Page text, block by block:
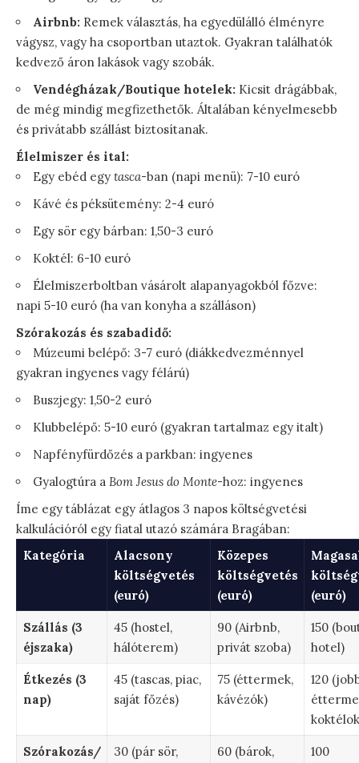
Airbnb: Remek választás, ha egyedülálló élményre
vágysz, vagy ha csoportban utaztok. Gyakran találhatók
kedvező áron lakások vagy szobák.
Vendégházak/Boutique hotelek: Kicsit drágábbak,
de még mindig megfizethetők. Általában kényelmesebb
és privátabb szállást biztosítanak.
Élelmiszer és ital:
Egy ebéd egy tasca-ban (napi menü): 7-10 euró
Kávé és péksütemény: 2-4 euró
Egy sör egy bárban: 1,50-3 euró
Koktél: 6-10 euró
Élelmiszerboltban vásárolt alapanyagokból főzve:
napi 5-10 euró (ha van konyha a szálláson)
Szórakozás és szabadidő:
Múzeumi belépő: 3-7 euró (diákkedvezménnyel
gyakran ingyenes vagy félárú)
Buszjegy: 1,50-2 euró
Klubbelépő: 5-10 euró (gyakran tartalmaz egy italt)
Napfényfürdőzés a parkban: ingyenes
Gyalogtúra a Bom Jesus do Monte-hoz: ingyenes
Íme egy táblázat egy átlagos 3 napos költségvetési
kalkulációról egy fiatal utazó számára Bragában:
Kategória
Alacsony
költségvetés
(euró)
Közepes
költségvetés
(euró)
(euró)
Szállás (3
éjszaka)
45 (hostel,
hálóterem)
90 (Airbnb,
privát szoba)
150
hotel)
Étkezés (3
nap)
45 (tascas, piac,
saját főzés)
75 (éttermek,
kávézók)
120
Szórakozás/
30 (pár sör,
60 (bárok,
100